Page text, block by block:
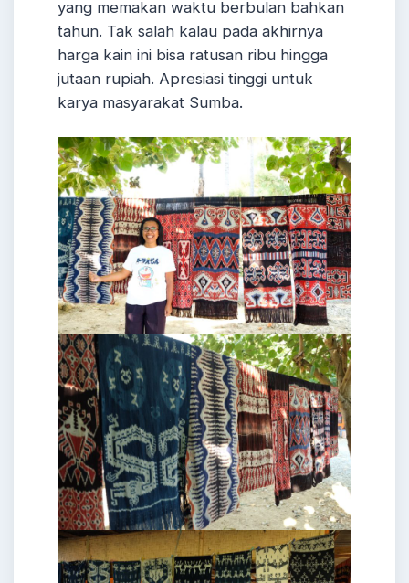
yang memakan waktu berbulan bahkan
tahun. Tak salah kalau pada akhirnya
harga kain ini bisa ratusan ribu hingga
jutaan rupiah. Apresiasi tinggi untuk
karya masyarakat Sumba.